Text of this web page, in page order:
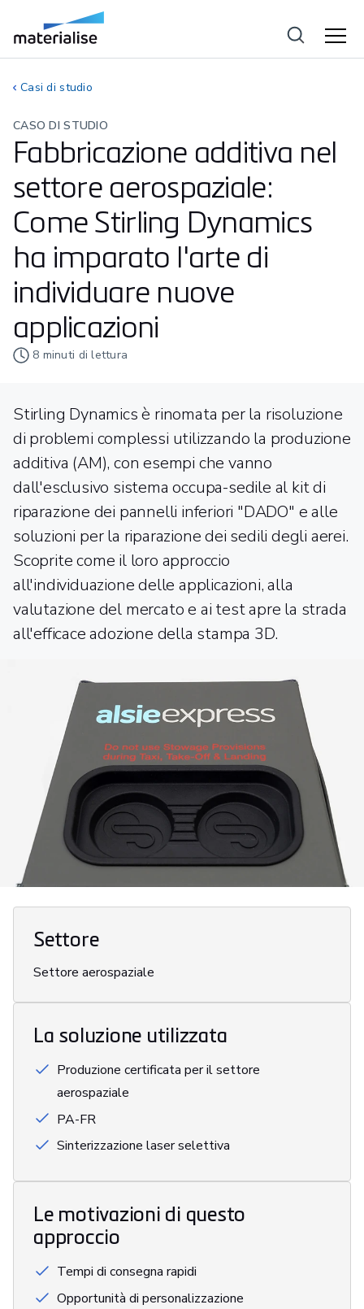
Casi di studio
CASO DI STUDIO
Fabbricazione additiva nel
settore aerospaziale:
Come Stirling Dynamics
ha imparato l'arte di
individuare nuove
applicazioni
8 minuti di lettura
Stirling Dynamics è rinomata per la risoluzione
di problemi complessi utilizzando la produzione
additiva (AM), con esempi che vanno
dall'esclusivo sistema occupa-sedile al kit di
riparazione dei pannelli inferiori "DADO" e alle
soluzioni per la riparazione dei sedili degli aerei.
Scoprite come il loro approccio
all'individuazione delle applicazioni, alla
valutazione del mercato e ai test apre la strada
all'efficace adozione della stampa 3D.
Settore
Settore aerospaziale
La soluzione utilizzata
Produzione certificata per il settore
aerospaziale
PA-FR
Sinterizzazione laser selettiva
Le motivazioni di questo
approccio
Tempi di consegna rapidi
Opportunità di personalizzazione